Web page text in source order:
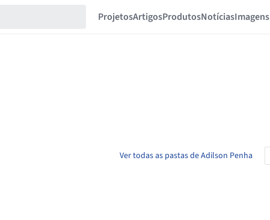
ProjetosArtigosProdutosNotíciasImagens
Ver todas as pastas de Adilson Penha